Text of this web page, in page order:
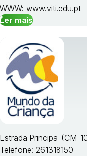
WWW: www.viti.edu.pt
Ler mais
Estrada Principal (CM-
Telefone: 261318150